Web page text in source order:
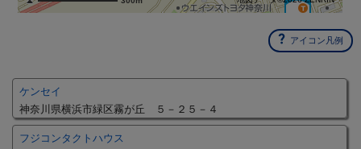
アイコン凡例
ケンセイ
神奈川県横浜市緑区霧が丘 ５－２５－４
フジコンタクトハウス